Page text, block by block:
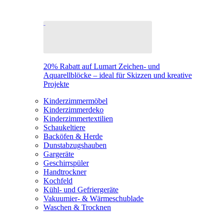
20% Rabatt auf Lumart Zeichen- und
Aquarellblöcke – ideal für Skizzen und kreative
Projekte
Kinderzimmermöbel
Kinderzimmerdeko
Kinderzimmertextilien
Schaukeltiere
Backöfen & Herde
Dunstabzugshauben
Gargeräte
Geschirrspüler
Handtrockner
Kochfeld
Kühl- und Gefriergeräte
Vakuumier- & Wärmeschublade
Waschen & Trocknen